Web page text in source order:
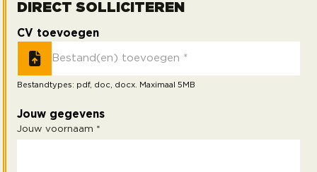
DIRECT SOLLICITEREN
CV toevoegen
Bestand(en) toevoegen *
Bestandtypes: pdf, doc, docx. Maximaal 5MB
Jouw gegevens
Jouw voornaam *